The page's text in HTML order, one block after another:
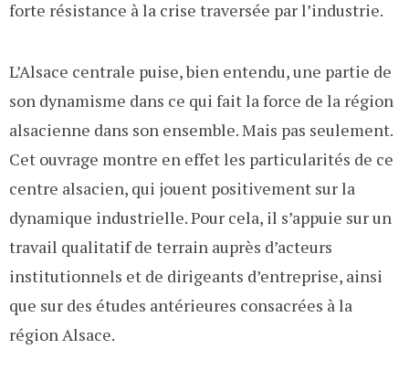
forte résistance à la crise traversée par l’industrie.
L’Alsace centrale puise, bien entendu, une partie de
son dynamisme dans ce qui fait la force de la région
alsacienne dans son ensemble. Mais pas seulement.
Cet ouvrage montre en effet les particularités de ce
centre alsacien, qui jouent positivement sur la
dynamique industrielle. Pour cela, il s’appuie sur un
travail qualitatif de terrain auprès d’acteurs
institutionnels et de dirigeants d’entreprise, ainsi
que sur des études antérieures consacrées à la
région Alsace.